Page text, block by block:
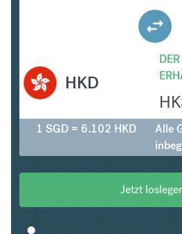
HKD
1 SGD = 6.102 HKD
Alle
Jetzt